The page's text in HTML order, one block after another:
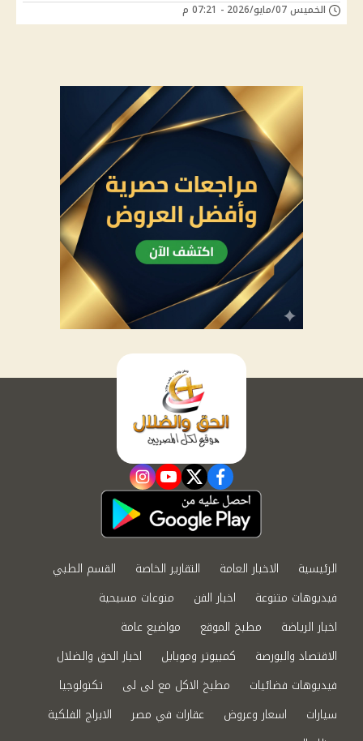
الخميس 07/مايو/2026 - 07:21 م
facebook
twitter
youtube
instagram
الرئيسية الاخبار العامة التقارير الخاصة
القسم الطبي
فيديوهات متنوعة
اخبار الفن
منوعات مسيحية
اخبار الرياضة
مطبخ الموقع
مواضيع عامة
الاقتصاد والبورصة
كمبيوتر وموبايل
اخبار الحق والضلال
فيديوهات فضائيات
مطبخ الاكل مع لى لى
تكنولوجيا
سيارات
اسعار وعروض عقارات في مصر
الابراج الفلكية